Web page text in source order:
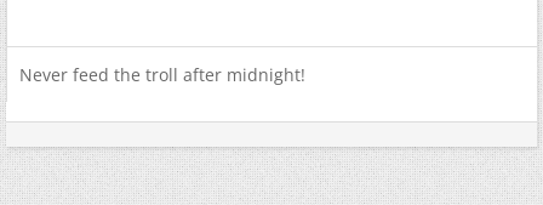
Never feed the troll after midnight!